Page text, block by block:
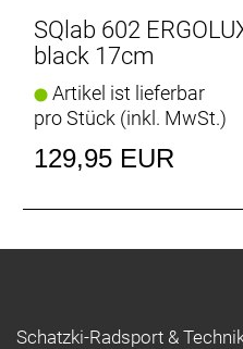
SQlab 602
black 17cm
Artikel ist lieferbar
pro Stück (inkl. MwSt.)
129,95 EUR
Schatzki-Radsport &